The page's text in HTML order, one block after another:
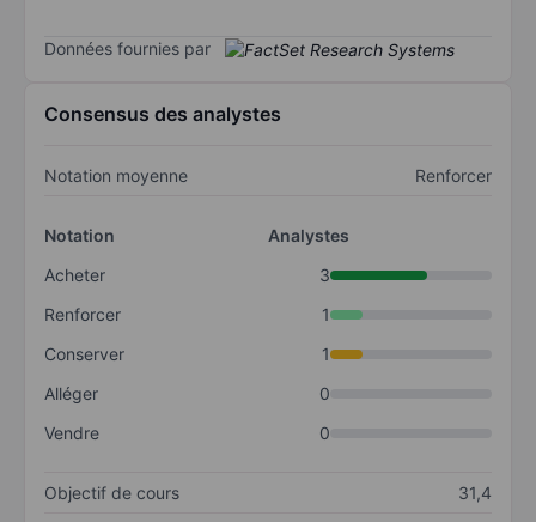
Données fournies par
Consensus des analystes
Notation moyenne Renforcer
Notation
Analystes
Acheter
3
Renforcer
1
Conserver
1
Alléger
0
Vendre
0
Objectif de cours
31,4